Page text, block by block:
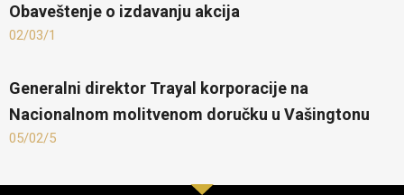
Obaveštenje o izdavanju akcija
02/03/1
Generalni direktor Trayal korporacije na
Nacionalnom molitvenom doručku u Vašingtonu
05/02/5